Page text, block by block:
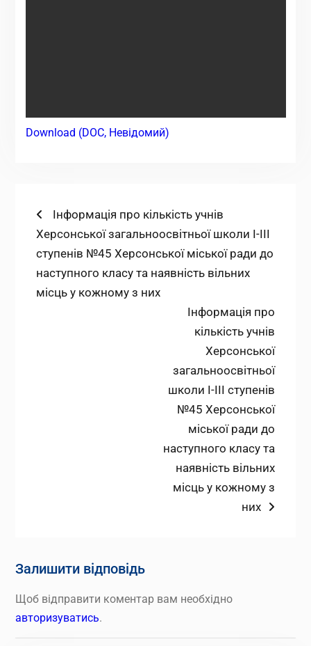
Download (DOC, Невідомий)
Навігація
записів
Попередній
запис:
Інформація про кількість учнів
Херсонської загальноосвітньої школи І-ІІІ
ступенів №45 Херсонської міської ради до
наступного класу та наявність вільних
місць у кожному з них
Наступний
запис:
Інформація про
кількість учнів
Херсонської
загальноосвітньої
школи І-ІІІ ступенів
№45 Херсонської
міської ради до
наступного класу та
наявність вільних
місць у кожному з
них
Залишити відповідь
Щоб відправити коментар вам необхідно
авторизуватись.